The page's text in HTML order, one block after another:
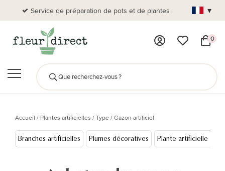
Service de préparation de pots et de plantes Plus
▾
0
Accueil / Plantes artificielles /Type/Gazon artificiel
Branches artificielles Plumes décoratives Plante artificielle